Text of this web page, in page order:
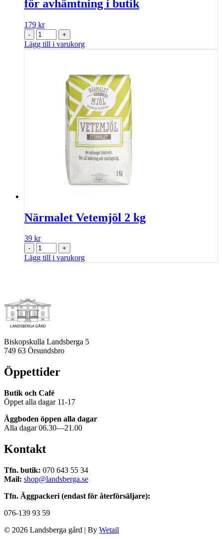
för avhämtning i butik
179 kr
- +
Lägg till i varukorg
Närmalet Vetemjöl 2 kg
39 kr
- +
Lägg till i varukorg
Biskopskulla Landsberga 5
749 63 Örsundsbro
Öppettider
Butik och Café
Öppet alla dagar 11-17
Äggboden öppen alla dagar
Alla dagar 06.30—21.00
Kontakt
Tfn. butik: 070 643 55 34
Mail: shop@landsberga.se
Tfn. Äggpackeri (endast för återförsäljare):
076-139 93 59
© 2026 Landsberga gård | By Wetail